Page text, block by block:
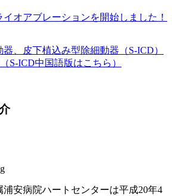
オアブレーションを開始しました！
、皮下植込み型除細動器（S-ICD）
S-ICD中国語版はこちら）
安病院ハートセンターは平成20年4